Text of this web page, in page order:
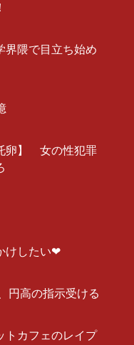
界隈で目立ち始め
卵】 女の性犯罪
けしたい❤︎
円高の指示受ける
トカフェのレイプ